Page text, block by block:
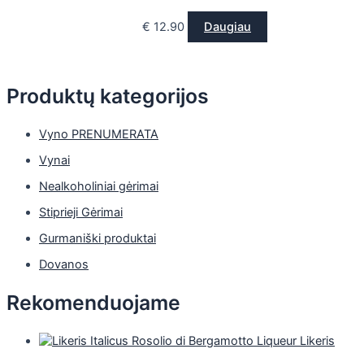
Produktų kategorijos
Vyno PRENUMERATA
Vynai
Nealkoholiniai gėrimai
Stiprieji Gėrimai
Gurmaniški produktai
Dovanos
Rekomenduojame
Likeris
€ 12.90 Daugiau